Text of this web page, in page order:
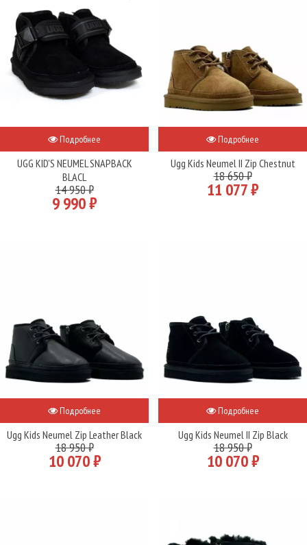
Подробнее
UGG KID'S NEUMEL SNAPBACK
BLACL
14 950 ₽
9 990 ₽
Подробнее
Ugg Kids Neumel II Zip Chestnut
18 650 ₽
11 077 ₽
Подробнее
Ugg Kids Neumel Zip Leather Black
18 950 ₽
10 070 ₽
Подробнее
Ugg Kids Neumel II Zip Black
18 950 ₽
10 070 ₽